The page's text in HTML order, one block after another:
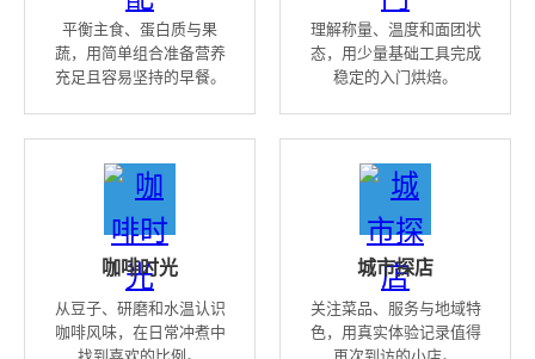
平衡主食、蛋白质与果
蔬，用简单组合准备营养
充足且容易坚持的早餐。
理解称量、温度和面团状
态，用少量基础工具完成
稳定的入门烘焙。
咖啡时光
从豆子、研磨和水温认识
咖啡风味，在日常冲煮中
城市探店
关注菜品、服务与地域特
色，用真实体验记录值得